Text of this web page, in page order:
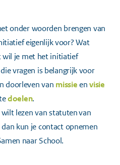
onder woorden brengen van
eigenlijk voor? Wat
wil je met het initiatief
vragen is belangrijk voor
doorleven van missieenvisie
doelen.
lezen van statuten van
kun je contact opnemen
naar School.